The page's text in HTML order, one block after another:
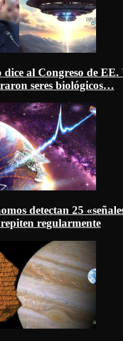
dice al Congreso de EE.
seres biológicos…
detectan 25
repiten regularmente